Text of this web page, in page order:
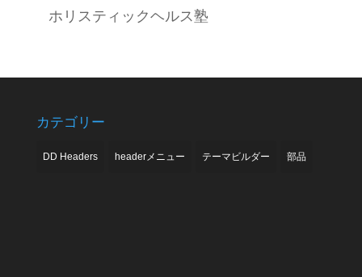
ホリスティックヘルス塾
カテゴリー
DD Headers headerメニュー テーマビルダー 部品